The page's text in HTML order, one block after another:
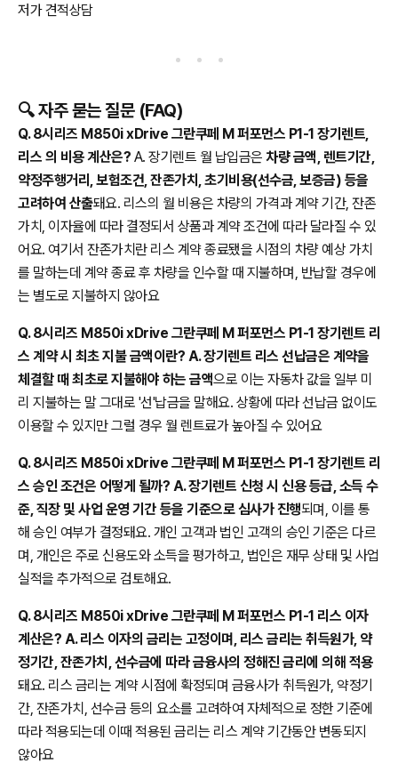
저가 견적상담
🔍 자주 묻는 질문 (FAQ)
Q. 8시리즈 M850i xDrive 그란쿠페 M 퍼포먼스 P1-1 장기렌트,
리스 의 비용 계산은? A. 장기렌트 월 납입금은 차량 금액, 렌트기간,
약정주행거리, 보험조건, 잔존가치, 초기비용(선수금, 보증금) 등을
고려하여 산출돼요. 리스의 월 비용은 차량의 가격과 계약 기간, 잔존
가치, 이자율에 따라 결정되서 상품과 계약 조건에 따라 달라질 수 있
어요. 여기서 잔존가치란 리스 계약 종료됐을 시점의 차량 예상 가치
를 말하는데 계약 종료 후 차량을 인수할 때 지불하며, 반납할 경우에
는 별도로 지불하지 않아요
Q. 8시리즈 M850i xDrive 그란쿠페 M 퍼포먼스 P1-1 장기렌트 리
스 계약 시 최초 지불 금액이란? A. 장기렌트 리스 선납금은 계약을
체결할 때 최초로 지불해야 하는 금액으로 이는 자동차 값을 일부 미
리 지불하는 말 그대로 '선'납금을 말해요. 상황에 따라 선납금 없이도
이용할 수 있지만 그럴 경우 월 렌트료가 높아질 수 있어요
Q. 8시리즈 M850i xDrive 그란쿠페 M 퍼포먼스 P1-1 장기렌트 리
스 승인 조건은 어떻게 될까? A. 장기렌트 신청 시 신용 등급, 소득 수
준, 직장 및 사업 운영 기간 등을 기준으로 심사가 진행되며, 이를 통
해 승인 여부가 결정돼요. 개인 고객과 법인 고객의 승인 기준은 다르
며, 개인은 주로 신용도와 소득을 평가하고, 법인은 재무 상태 및 사업
실적을 추가적으로 검토해요.
Q. 8시리즈 M850i xDrive 그란쿠페 M 퍼포먼스 P1-1 리스 이자
계산은? A. 리스 이자의 금리는 고정이며, 리스 금리는 취득원가, 약
정기간, 잔존가치, 선수금에 따라 금융사의 정해진 금리에 의해 적용
돼요. 리스 금리는 계약 시점에 확정되며 금융사가 취득원가, 약정기
간, 잔존가치, 선수금 등의 요소를 고려하여 자체적으로 정한 기준에
따라 적용되는데 이때 적용된 금리는 리스 계약 기간동안 변동되지
않아요